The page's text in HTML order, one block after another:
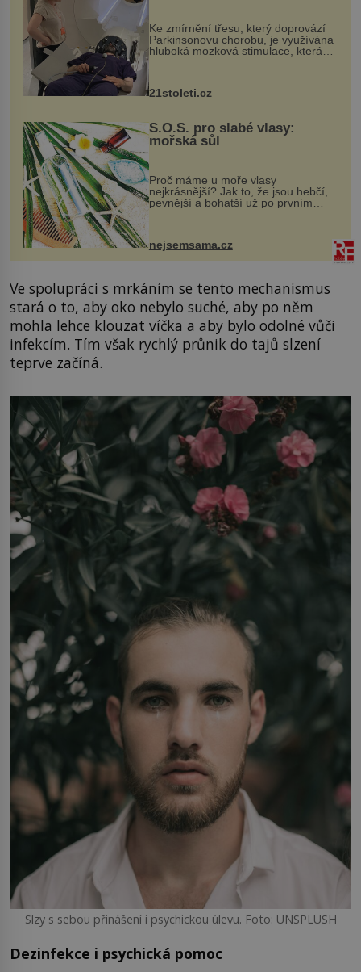
Ke zmírnění třesu, který doprovází
Parkinsonovu chorobu, je využívána
hluboká mozková stimulace, která
však vyžaduje vysoce invazivní
k dostatečně přesnému zacílení ...
21stoleti.cz
S.O.S. pro slabé vlasy:
mořská sůl
Proč máme u moře vlasy
nejkrásnější? Jak to, že jsou hebčí,
pevnější a bohatší už po prvním
vlasy. ...
nejsemsama.cz
Ve spolupráci s mrkáním se tento mechanismus
stará o to, aby oko nebylo suché, aby po něm
mohla lehce klouzat víčka a aby bylo odolné vůči
infekcím. Tím však rychlý průnik do tajů slzení
teprve začíná.
Slzy s sebou přinášení i psychickou úlevu. Foto: UNSPLUSH
Dezinfekce i psychická pomoc